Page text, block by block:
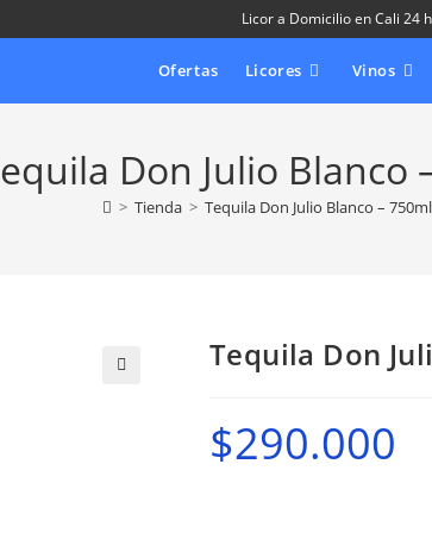
Licor a Domicilio en Cali 24
Ofertas Licores Vinos
Don Julio Blanco
> Tienda > Tequila Don Julio Blanco – 750ml
Tequila Don
$290.000